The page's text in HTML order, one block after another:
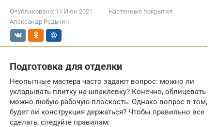
Опубликовано: 11 Июн 2021
Настенные покрытия
Александр Редькин
Подготовка для отделки
Неопытные мастера часто задают вопрос: можно ли
укладывать плитку на шпаклевку? Конечно, облицевать
можно любую рабочую плоскость. Однако вопрос в том,
будет ли конструкция держаться? Чтобы правильно все
сделать, следуйте правилам: